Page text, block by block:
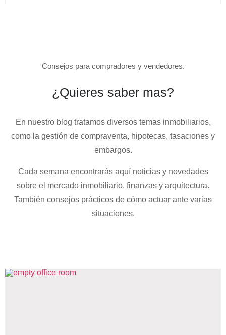
Consejos para compradores y vendedores.
¿Quieres saber mas?
En nuestro blog tratamos diversos temas inmobiliarios,
como la gestión de compraventa, hipotecas, tasaciones y
embargos.
Cada semana encontrarás aquí noticias y novedades
sobre el mercado inmobiliario, finanzas y arquitectura.
También consejos prácticos de cómo actuar ante varias
situaciones.